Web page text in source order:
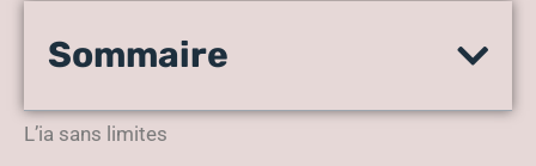
Janitor AI : la méthode pour
filtre
Sommaire
L’ia sans limites